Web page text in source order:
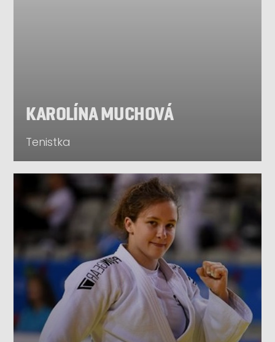
KAROLÍNA MUCHOVÁ
Tenistka